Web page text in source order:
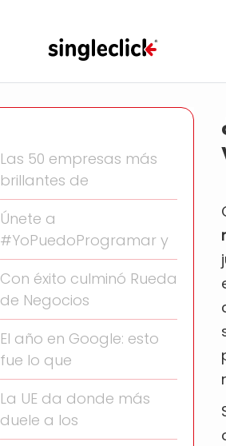
Las 50 empresas más
brillantes de
Únete a
#YoPuedoProgramar y
Con éxito culminó Rueda
de Negocios
El año en Google: esto
fue lo que
La UE da donde más
duele a los